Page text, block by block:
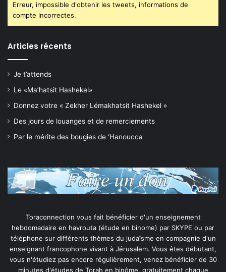
Erreur, impossible d'obtenir les tweets, informations de
compte incorrectes.
Articles récents
Je t’attends
Le «Ma’hatsit Hashekel»
Donnez votre « Zekher Lémakhatsit Hashekel »
Des jours de louanges et de remerciements
Par le mérite des bougies de ‘Hanoucca
Toraconnection vous fait bénéficier d'un enseignement
hebdomadaire en havrouta (étude en binome) par SKYPE ou par
téléphone sur différents thèmes du judaïsme en compagnie d'un
enseignant francophone vivant à Jérusalem. Vous êtes débutant,
vous n'étudiez pas encore régulièrement, venez bénéficier de 30
minutes d'études de Torah en binôme, gratuitement chaque